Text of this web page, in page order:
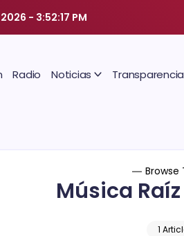
- 3:52:18 PM
Radio Noticias Transparencia
Browse
Música
1